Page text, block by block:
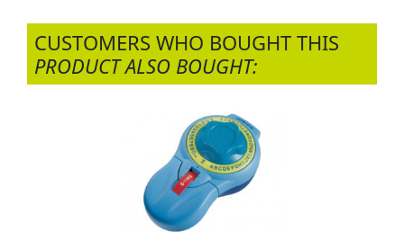
CUSTOMERS WHO BOUGHT THIS
PRODUCT ALSO BOUGHT: